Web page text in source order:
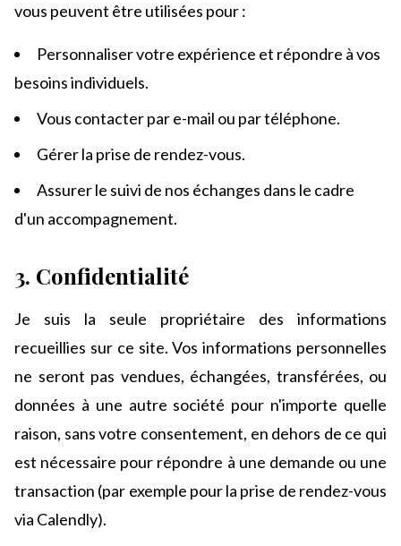
vous peuvent être utilisées pour :
Personnaliser votre expérience et répondre à vos
besoins individuels.
Vous contacter par e-mail ou par téléphone.
Gérer la prise de rendez-vous.
Assurer le suivi de nos échanges dans le cadre
d'un accompagnement.
3. Confidentialité
Je suis la seule propriétaire des informations
recueillies sur ce site. Vos informations personnelles
ne seront pas vendues, échangées, transférées, ou
données à une autre société pour n'importe quelle
raison, sans votre consentement, en dehors de ce qui
est nécessaire pour répondre à une demande ou une
transaction (par exemple pour la prise de rendez-vous
via Calendly).